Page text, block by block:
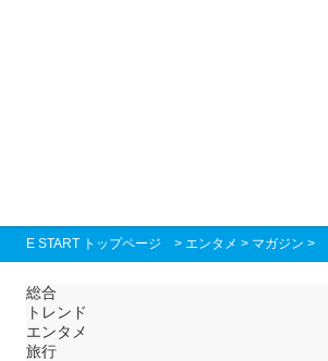
E START トップページ > エンタメ > マガジン >
総合
トレンド
エンタメ
旅行